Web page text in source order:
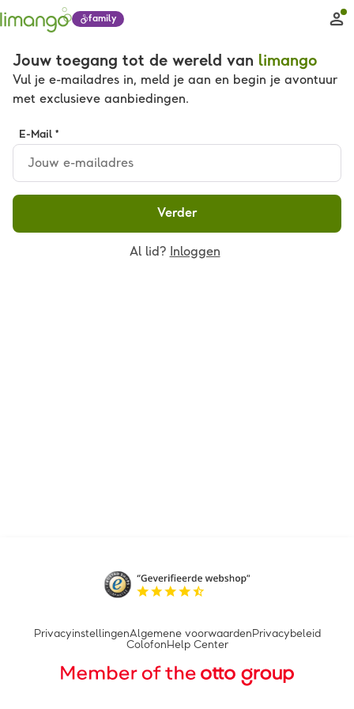
family
Jouw toegang tot de wereld van limango
Vul je e-mailadres in, meld je aan en begin je avontuur
met exclusieve aanbiedingen.
E-Mail *
Verder
Al lid? Inloggen
PrivacyinstellingenAlgemene voorwaarden Privacybeleid
Colofon Help Center